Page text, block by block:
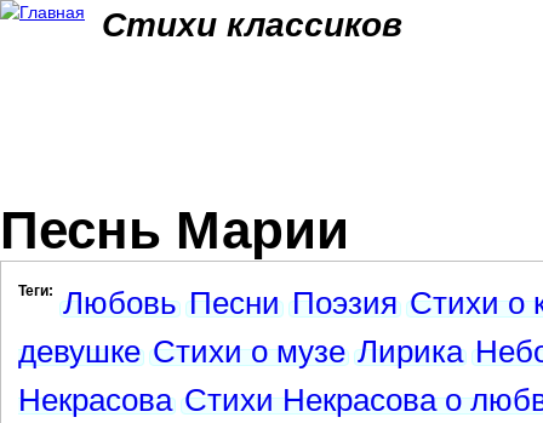
Стихи классиков
Песнь Марии
Теги: Любовь Песни Поэзия Стихи о
девушке Стихи о музе Лирика
Некрасова Стихи Некрасова о